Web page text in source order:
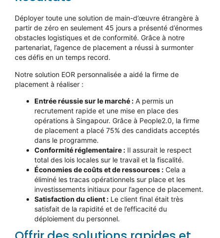
Déployer toute une solution de main-d’œuvre étrangère à
partir de zéro en seulement 45 jours a présenté d’énormes
obstacles logistiques et de conformité. Grâce à notre
partenariat, l’agence de placement a réussi à surmonter
ces défis en un temps record.
Notre solution EOR personnalisée a aidé la firme de
placement à réaliser :
Entrée réussie sur le marché : A permis un
recrutement rapide et une mise en place des
opérations à Singapour. Grâce à People2.0, la firme
de placement a placé 75% des candidats acceptés
dans le programme.
Conformité réglementaire : Il assurait le respect
total des lois locales sur le travail et la fiscalité.
Économies de coûts et de ressources : Cela a
éliminé les tracas opérationnels sur place et les
investissements initiaux pour l’agence de placement.
Satisfaction du client : Le client final était très
satisfait de la rapidité et de l’efficacité du
déploiement du personnel.